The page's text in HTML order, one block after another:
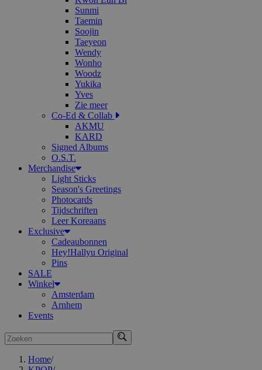
Sunmi
Taemin
Soojin
Taeyeon
Wendy
Wonho
Woodz
Yukika
Yves
Zie meer
Co-Ed & Collab
AKMU
KARD
Signed Albums
O.S.T.
Merchandise
Light Sticks
Season's Greetings
Photocards
Tijdschriften
Leer Koreaans
Exclusive
Cadeaubonnen
Hey!Hallyu Original
Pins
SALE
Winkel
Amsterdam
Arnhem
Events
Zoeken
Home/